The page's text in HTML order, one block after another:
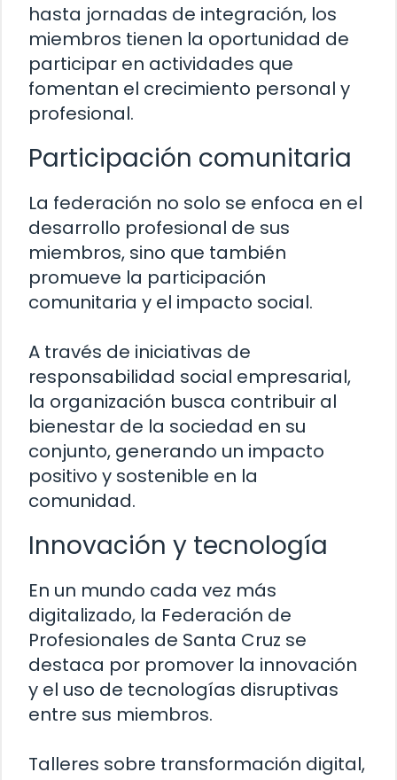
hasta jornadas de integración, los
miembros tienen la oportunidad de
participar en actividades que
fomentan el crecimiento personal y
profesional.
Participación comunitaria
La federación no solo se enfoca en el
desarrollo profesional de sus
miembros, sino que también
promueve la participación
comunitaria y el impacto social.
A través de iniciativas de
responsabilidad social empresarial,
la organización busca contribuir al
bienestar de la sociedad en su
conjunto, generando un impacto
positivo y sostenible en la
comunidad.
Innovación y tecnología
En un mundo cada vez más
digitalizado, la Federación de
Profesionales de Santa Cruz se
destaca por promover la innovación
y el uso de tecnologías disruptivas
entre sus miembros.
Talleres sobre transformación digital,